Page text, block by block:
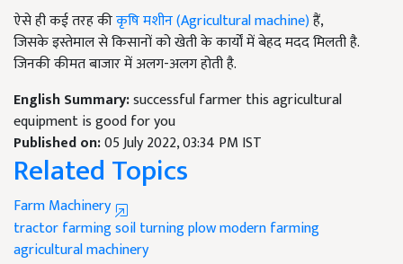
ऐसे ही कई तरह कीकृषि मशीन (Agricultural machine)हैं,
जिसके इस्तेमाल से किसानों को खेती के कार्यों में बेहद मदद मिलती है.
जिनकी कीमत बाजार में अलग-अलग होती है.
English Summary:successful farmer this agricultural
equipment is good for you
Published on:05 July 2022, 03:34 PM IST
Related Topics
Farm Machinery
tractor farmingsoil turning plowmodern farming
agricultural machinery